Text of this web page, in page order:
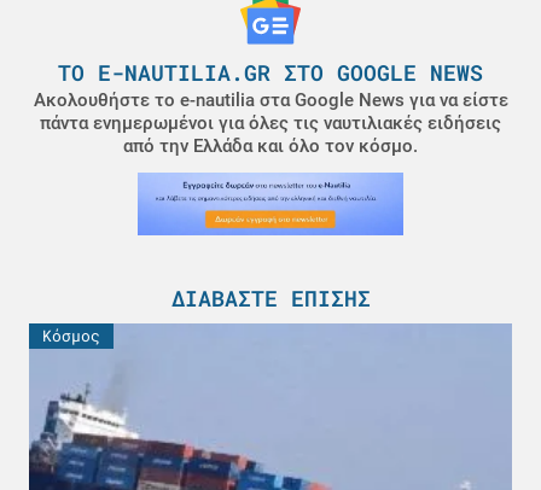
ΤΟ E-NAUTILIA.GR ΣΤΟ GOOGLE NEWS
Ακολουθήστε το e-nautilia στα Google News για να είστε
πάντα ενημερωμένοι για όλες τις ναυτιλιακές ειδήσεις
από την Ελλάδα και όλο τον κόσμο.
ΔΙΑΒΆΣΤΕ ΕΠΊΣΗΣ
Κόσμος